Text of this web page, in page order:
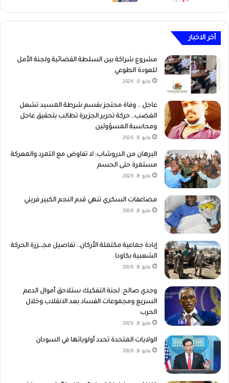
أخر الاخبار
مشروع شراكة بين السلطة القضائية ولجنة الأمل
للعودة الطوعي
مايو 9, 2026
عاجل .. وفاة محتجز بقسم شرطة المسيد تشعل
الغضب.. حركة تحرير الجزيرة تطالب بتحقيق عاجل
ومحاسبة المسؤولين
مايو 8, 2026
البرهان من الدروشاب: لا تفاوض مع التمرد والمعركة
مستمرة حتى الحسم
مايو 8, 2026
مضاعفات السكري تنهي قدم النجم الكبير فريني
مايو 8, 2026
إبادة جماعية مكتملة الأركان.. تفاصيل مجـ.ـزرة الحركة
الشعبية بكاودا
مايو 8, 2026
وجدي صالح: لجنة التفكيك ستلاحق أموال الدعم
السريع ومجموعات الفساد بعد الانقلاب وخلال
الحرب
مايو 8, 2026
الولايات المتحدة تحدد أولوياتها في السودان
مايو 8, 2026